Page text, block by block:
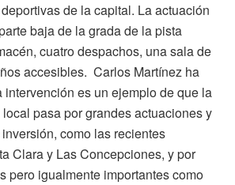
de la capital. La actuación
baja de la grada de la pista
cuatro despachos, una sala de
accesibles. Carlos Martínez ha
intervención es un ejemplo de que la
pasa por grandes actuaciones y
como las recientes
Clara y Las Concepciones, y por
pero igualmente importantes como